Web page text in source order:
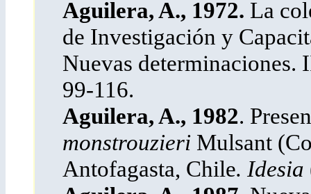
Aguilera, A., 1972. La
de Investigación y
Nuevas
99-116.
Aguilera, A., 1982.
monstrouzieriMulsant
Antofagasta, Chile. Idesia